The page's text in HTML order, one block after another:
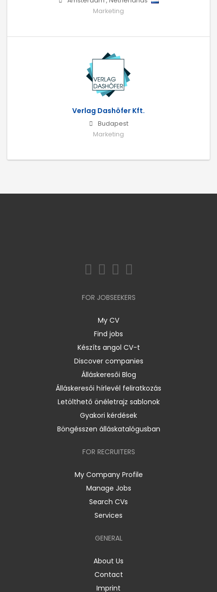
Marketing
Verlag Dashöfer Kft.
Budapest
Marketing
FOR JOBSEEKERS
My CV
Find jobs
Készíts angol CV-t
Discover companies
Álláskeresői Blog
Álláskeresői hírlevél feliratkozás
Letölthető önéletrajz sablonok
Gyakori kérdések
Böngésszen álláskatalógusban
FOR RECRUITERS
My Company Profile
Manage Jobs
Search CVs
Services
GENERAL
About Us
Contact
Imprint